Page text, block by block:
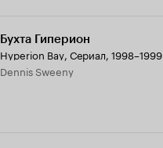
Бухта Гиперион
Hyperion Bay, Сериал, 1998–1999
Dennis Sweeny